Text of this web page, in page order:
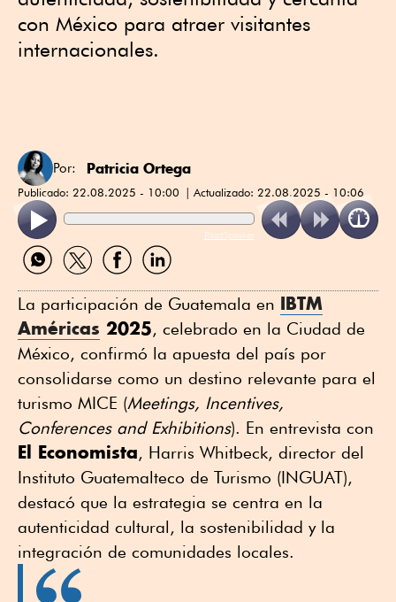
con México para atraer visitantes
internacionales.
Por: Patricia Ortega
Publicado: 22.08.2025 - 10:00 Actualizado: 22.08.2025 - 10:06
ReadSpeaker
Compartir
por
Compartir
por
Compartir
por
Compartir
por
La participación de Guatemala en IBTM
Américas 2025, celebrado en la Ciudad de
México, confirmó la apuesta del país por
consolidarse como un destino relevante para el
turismo MICE (Meetings, Incentives,
Conferences and Exhibitions). En entrevista con
El Economista, Harris Whitbeck, director del
Instituto Guatemalteco de Turismo (INGUAT),
destacó que la estrategia se centra en la
autenticidad cultural, la sostenibilidad y la
integración de comunidades locales.